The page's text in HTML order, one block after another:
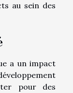
au sein des
a un impact
pour des